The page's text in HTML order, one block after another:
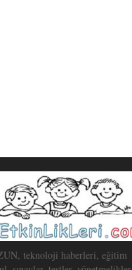
teknoloji haberleri, eğitim